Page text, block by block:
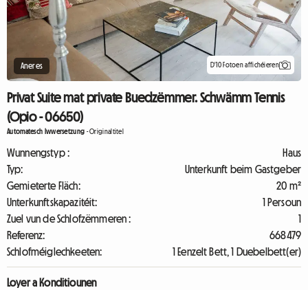
Aneres D'10 Fotoen affichéieren
Privat Suite mat private Buedzëmmer. Schwämm Tennis
(Opio - 06650)
Automatesch Iwwersetzung -Originaltitel
Wunnengstyp :
Haus
Typ:
Unterkunft beim Gastgeber
Gemieterte Fläch:
20 m²
Unterkunftskapazitéit:
1 Persoun
Zuel vun de Schlofzëmmeren :
1
Referenz:
668479
Schlofméiglechkeeten:
1 Eenzelt Bett, 1 Duebelbett(er)
Loyer a Konditiounen